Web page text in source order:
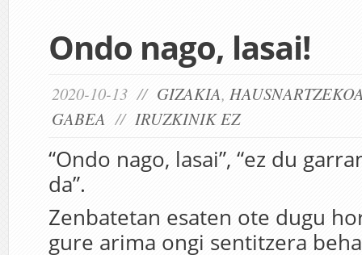
Ondo nago, lasai!
2020-10-13 // GIZAKIA,
GABEA // IRUZKINIK EZ
“Ondo nago, lasai”, “ez du
da”.
Zenbatetan esaten ote dugu
gure arima ongi sentitzera